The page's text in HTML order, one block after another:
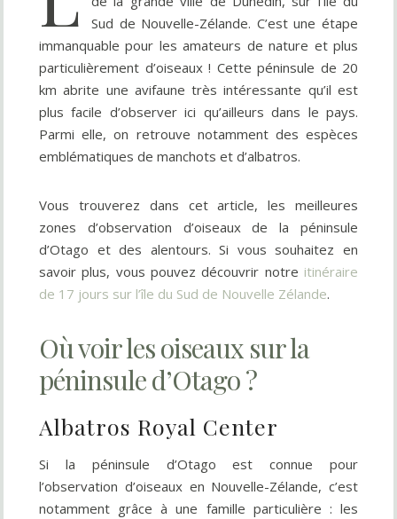
Sud de Nouvelle-Zélande. C’est une étape
immanquable pour les amateurs de nature et plus
particulièrement d’oiseaux ! Cette péninsule de 20
km abrite une avifaune très intéressante qu’il est
plus facile d’observer ici qu’ailleurs dans le pays.
Parmi elle, on retrouve notamment des espèces
emblématiques de manchots et d’albatros.
Vous trouverez dans cet article, les meilleures
zones d’observation d’oiseaux de la péninsule
d’Otago et des alentours. Si vous souhaitez en
savoir plus, vous pouvez découvrir notre itinéraire
de 17 jours sur l’île du Sud de Nouvelle Zélande.
Où voir les oiseaux sur la
péninsule d’Otago ?
Albatros Royal Center
Si la péninsule d’Otago est connue pour
l’observation d’oiseaux en Nouvelle-Zélande, c’est
notamment grâce à une famille particulière : les